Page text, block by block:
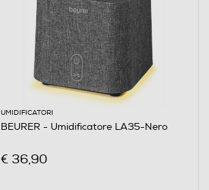
UMIDIFICATORI
BEURER - Umidificatore LA35-Nero
€ 36,90